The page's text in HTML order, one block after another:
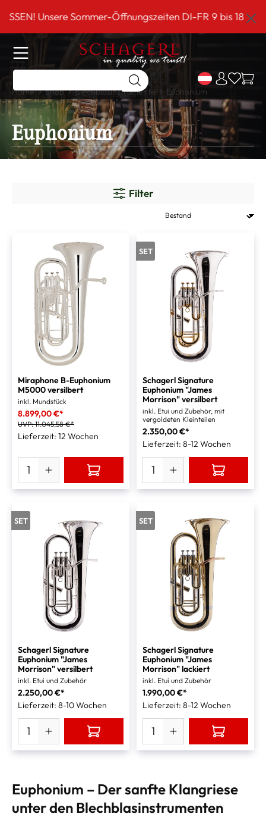
springen
Unsere Sommer-Öffnungszeiten DI-FR 9 bis 18 Uhr!***
Home Shop Blechblasinstrumente Euphonium
Euphonium
Filter
Miraphone B-Euphonium
M5000 versilbert
inkl. Mundstück
8.899,00 €*
UVP:11.045,58 €*
Lieferzeit: 12 Wochen
SET
Schagerl Signature
Euphonium "James
Morrison" versilbert
inkl. Etui und Zubehör, mit
vergoldeten Kleinteilen
2.350,00 €*
Lieferzeit: 8-12 Wochen
SET
Schagerl Signature
Euphonium "James
Morrison" versilbert
inkl. Etui und Zubehör
2.250,00 €*
Lieferzeit: 8-10 Wochen
SET
Schagerl Signature
Euphonium "James
Morrison" lackiert
inkl. Etui und Zubehör
1.990,00 €*
Lieferzeit: 8-12 Wochen
Euphonium – Der sanfte Klangriese
unter den Blechblasinstrumenten